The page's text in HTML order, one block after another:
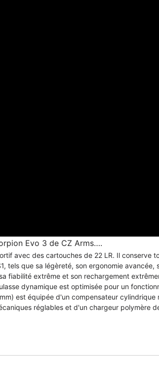
Evo 3 de CZ Arms….
avec des cartouches de 22 LR. Il conserve
tels que sa légèreté, son ergonomie
fiabilité extrême et son rechargement
dynamique est optimisée pour un
est équipée d'un compensateur
réglables et d'un chargeur polymère